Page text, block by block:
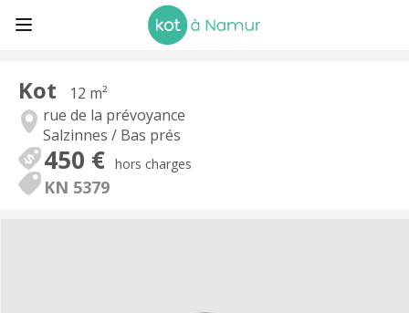
Kot
12 m²
rue de la prévoyance
Salzinnes / Bas prés
450 € hors charges
KN 5379